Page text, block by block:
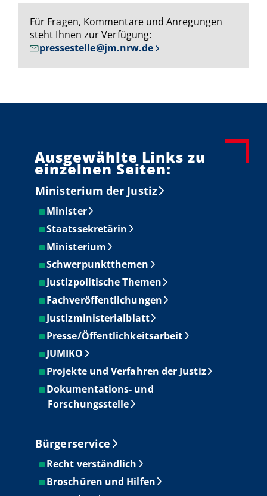
Für Fragen, Kommentare und Anregungen
steht Ihnen zur Verfügung:
pressestelle@jm.nrw.de
Ausgewählte Links zu
einzelnen Seiten:
Ministerium der Justiz
Minister
Staatssekretärin
Ministerium
Schwerpunktthemen
Justizpolitische Themen
Fachveröffentlichungen
Justizministerialblatt
Presse/Öffentlichkeitsarbeit
JUMIKO
Projekte und Verfahren der Justiz
Dokumentations- und
Forschungsstelle
Bürgerservice
Recht verständlich
Broschüren und Hilfen